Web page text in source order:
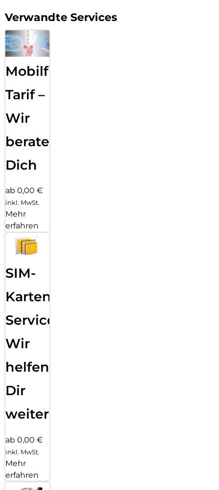
Verwandte Services
Mobilfunk
Tarif –
Wir
beraten
Dich
ab 0,00 €
inkl. MwSt.
Mehr
erfahren
SIM-
Karten
Service:
Wir
helfen
Dir
weiter
ab 0,00 €
inkl. MwSt.
Mehr
erfahren